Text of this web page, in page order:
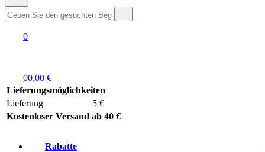
0
00,00 €
Lieferungsmöglichkeiten
Lieferung
5 €
Kostenloser Versand ab 40 €
Rabatte